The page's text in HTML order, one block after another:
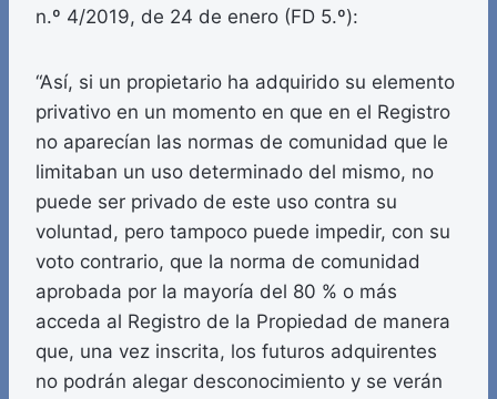
n.º 4/2019, de 24 de enero (FD 5.º):
“Así, si un propietario ha adquirido su elemento
privativo en un momento en que en el Registro
no aparecían las normas de comunidad que le
limitaban un uso determinado del mismo, no
puede ser privado de este uso contra su
voluntad, pero tampoco puede impedir, con su
voto contrario, que la norma de comunidad
aprobada por la mayoría del 80 % o más
acceda al Registro de la Propiedad de manera
que, una vez inscrita, los futuros adquirentes
no podrán alegar desconocimiento y se verán